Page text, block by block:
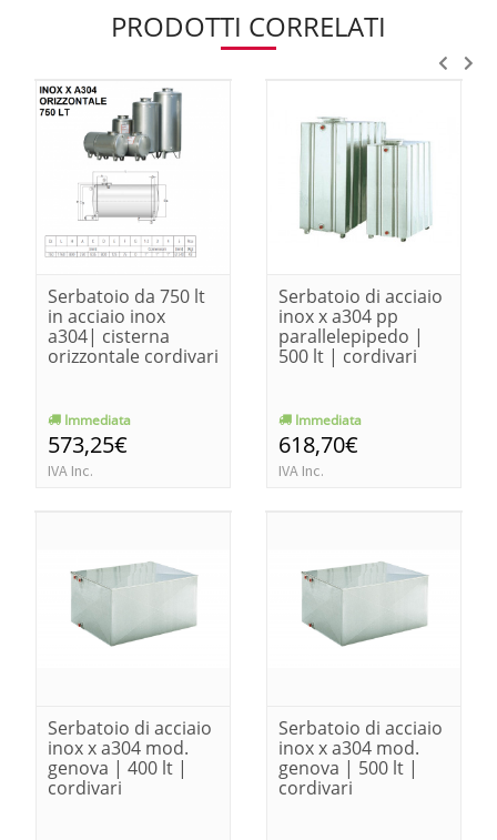
PRODOTTI CORRELATI
Serbatoio da 750 lt
in acciaio inox
a304| cisterna
orizzontale cordivari
Immediata
573,25€
IVA Inc.
Serbatoio di acciaio
inox x a304 pp
parallelepipedo |
500 lt | cordivari
Immediata
618,70€
IVA Inc.
Serbatoio di acciaio
inox x a304 mod.
genova | 400 lt |
cordivari
Serbatoio di acciaio
inox x a304 mod.
genova | 500 lt |
cordivari